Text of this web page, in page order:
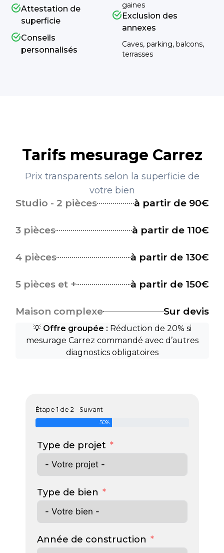
Attestation de
superficie
Conseils
personnalisés
gaines
Exclusion des
annexes
Caves, parking, balcons,
terrasses
Tarifs mesurage Carrez
Prix transparents selon la superficie de
votre bien
Studio - 2 pièces à partir de 90€
3 pièces à partir de 110€
4 pièces à partir de 130€
5 pièces et + à partir de 150€
Maison complexe Sur devis
💡 Offre groupée : Réduction de 20% si
mesurage Carrez commandé avec d’autres
diagnostics obligatoires
Étape 1 de 2 - Suivant
50%
Type de projet
Type de bien
Année de construction